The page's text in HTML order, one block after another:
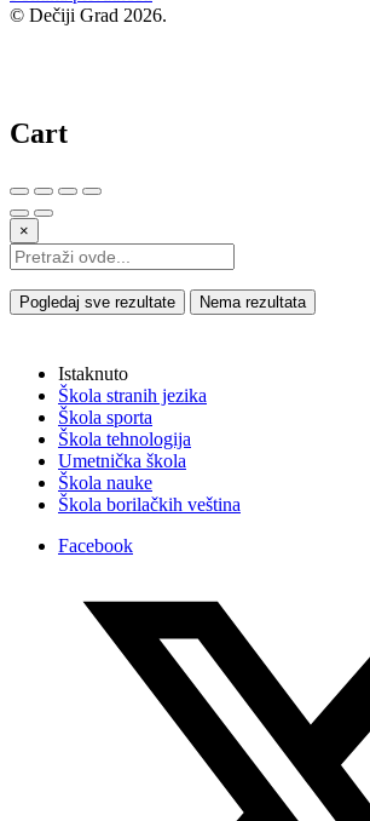
© Dečiji Grad 2026.
Cart
×
Pogledaj sve rezultate Nema rezultata
Istaknuto
Škola stranih jezika
Škola sporta
Škola tehnologija
Umetnička škola
Škola nauke
Škola borilačkih veština
Facebook